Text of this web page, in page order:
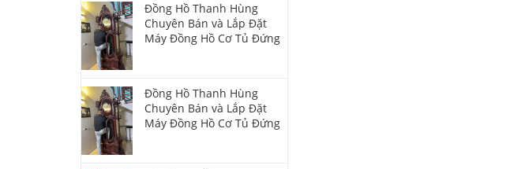
Đồng Hồ Thanh Hùng
Chuyên Bán và Lắp Đặt
Máy Đồng Hồ Cơ Tủ Đứng
Đồng Hồ Thanh Hùng
Chuyên Bán và Lắp Đặt
Máy Đồng Hồ Cơ Tủ Đứng